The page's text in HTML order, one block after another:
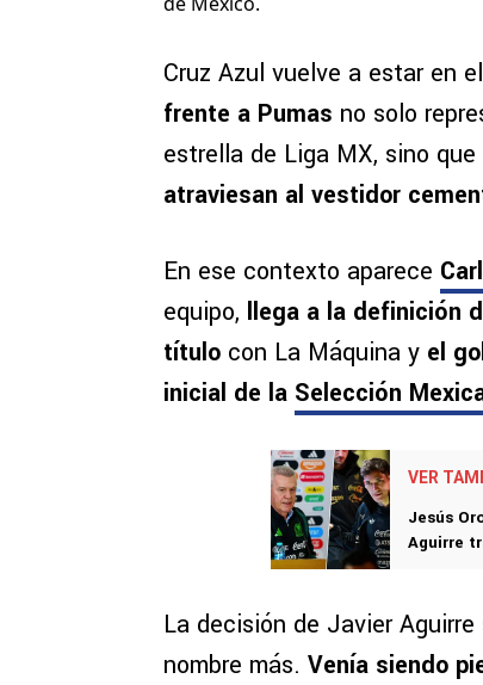
Cruz Azul vuelve a estar en
frente a Pumas no solo
estrella de Liga MX, sino
atraviesan al vestidor
En ese contexto aparece
equipo, llega a la definición
título con La Máquina y el
inicial de la Selección
VER
Jesús
Aguirre
La decisión de Javier
nombre más. Venía siendo